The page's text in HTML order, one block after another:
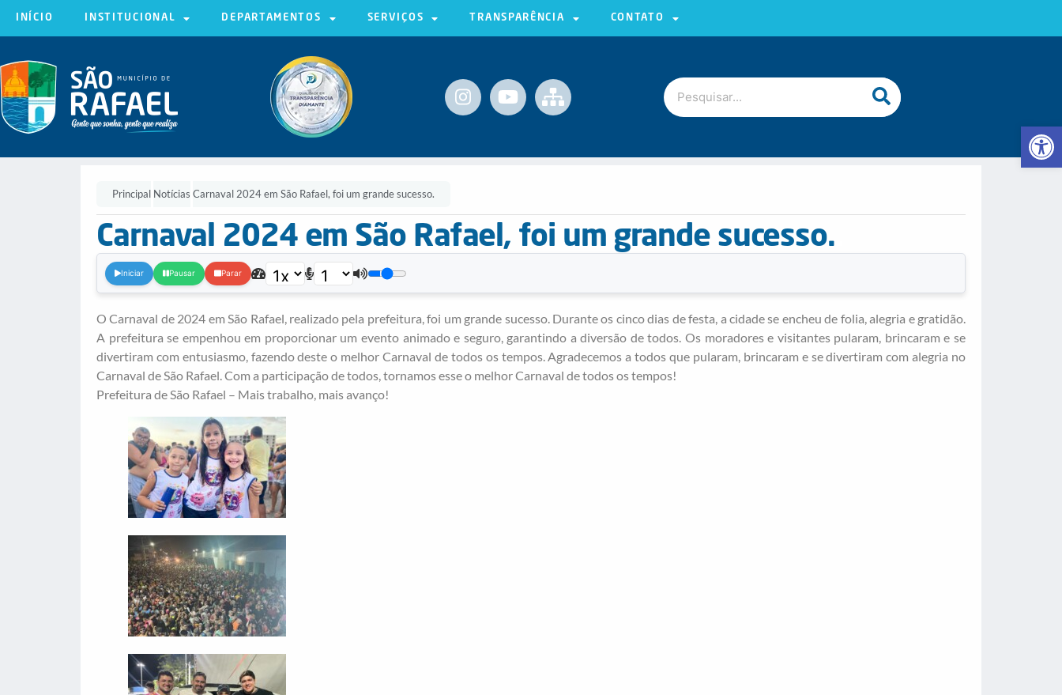
Abrir
INÍCIO INSTITUCIONAL DEPARTAMENTOS SERVIÇOS TRANSPARÊNCIA CONTATO
Principal Notícias Carnaval 2024 em São Rafael, foi um grande sucesso.
Carnaval 2024 em São Rafael, foi um grande sucesso.
Iniciar Pausar Parar
O Carnaval de 2024 em São Rafael, realizado pela prefeitura, foi um grande sucesso. Durante os cinco dias de festa, a cidade se encheu de folia, alegria e gratidão.
A prefeitura se empenhou em proporcionar um evento animado e seguro, garantindo a diversão de todos. Os moradores e visitantes pularam, brincaram e se
divertiram com entusiasmo, fazendo deste o melhor Carnaval de todos os tempos. Agradecemos a todos que pularam, brincaram e se divertiram com alegria no
Carnaval de São Rafael. Com a participação de todos, tornamos esse o melhor Carnaval de todos os tempos!
Prefeitura de São Rafael – Mais trabalho, mais avanço!